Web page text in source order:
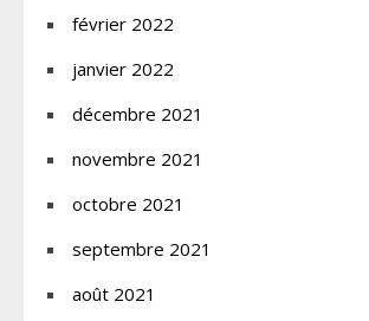
février 2022
janvier 2022
décembre 2021
novembre 2021
octobre 2021
septembre 2021
août 2021